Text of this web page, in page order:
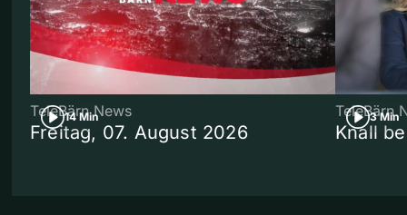
14 Min
TeleBärn News
Freitag, 07. August 2026
3 Min
TeleBärn
Knall